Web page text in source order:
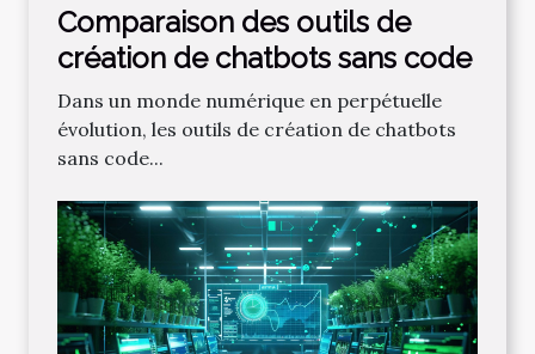
Comparaison des outils de
création de chatbots sans code
Dans un monde numérique en perpétuelle
évolution, les outils de création de chatbots
sans code...